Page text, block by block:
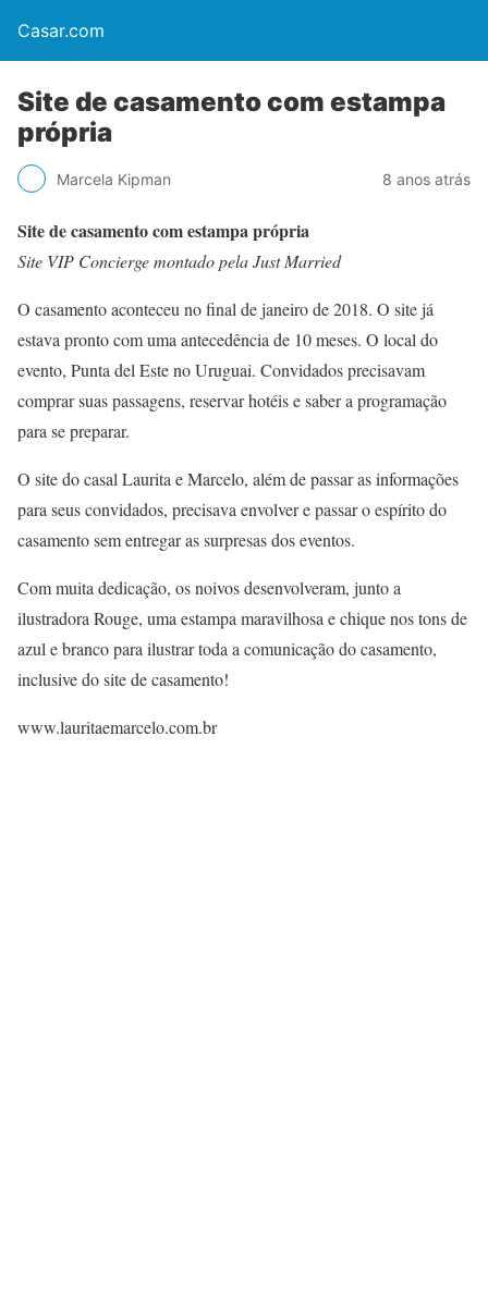
Casar.com
Site de casamento com estampa
própria
Marcela Kipman 8 anos atrás
Site de casamento com estampa própria
Site VIP Concierge montado pela Just Married
O casamento aconteceu no final de janeiro de 2018. O site já
estava pronto com uma antecedência de 10 meses. O local do
evento, Punta del Este no Uruguai. Convidados precisavam
comprar suas passagens, reservar hotéis e saber a programação
para se preparar.
O site do casal Laurita e Marcelo, além de passar as informações
para seus convidados, precisava envolver e passar o espírito do
casamento sem entregar as surpresas dos eventos.
Com muita dedicação, os noivos desenvolveram, junto a
ilustradora Rouge, uma estampa maravilhosa e chique nos tons de
azul e branco para ilustrar toda a comunicação do casamento,
inclusive do site de casamento!
www.lauritaemarcelo.com.br